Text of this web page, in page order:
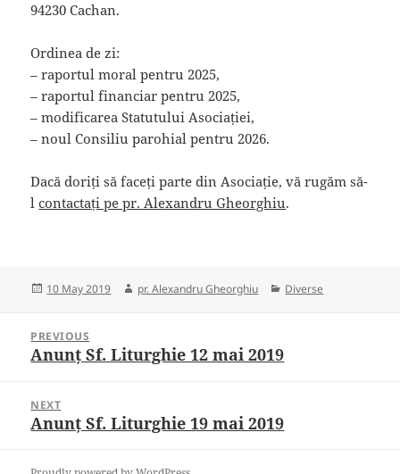
94230 Cachan.
Ordinea de zi:
– raportul moral pentru 2025,
– raportul financiar pentru 2025,
– modificarea Statutului Asociației,
– noul Consiliu parohial pentru 2026.
Dacă doriți să faceți parte din Asociație, vă rugăm să-
lcontactați pe pr. Alexandru Gheorghiu.
Posted
10 May 2019 Author
pr. Alexandru Gheorghiu Categories
Diverse
navigation
PREVIOUS
Previous
Anunț Sf. Liturghie 12 mai 2019
NEXT
Next
Anunț Sf. Liturghie 19 mai 2019